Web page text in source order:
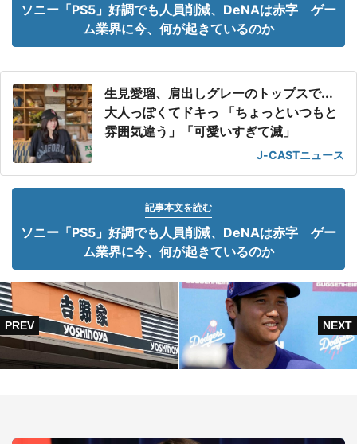
ソニー「PS5」好調でも人員削減、DeNAは赤字 ゲー
ム業界に今、何が起きているのか
生見愛瑠、肩出しグレーのトップスで...
大人っぽくてドキっ 「ちょっといつもと
雰囲気違う」「可愛いすぎて滅」
J-CASTニュース
記事本文を読む
ソニー「PS5」好調でも人員削減、DeNAは赤字 ゲー
ム業界に今、何が起きているのか